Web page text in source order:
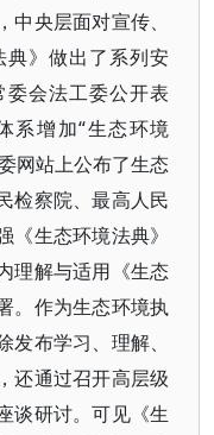
央层面对宣传、
》做出了系列安
会法工委公开表
系增加“生态环境
网站上公布了生态
检察院、最高人民
生态环境法典》
理解与适用《生态
。作为生态环境执
布学习、理解、
还通过召开高层级
谈研讨。可见《生